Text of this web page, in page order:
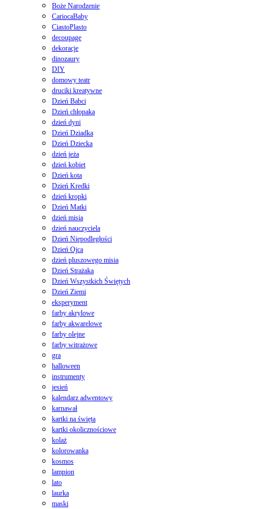
Boże Narodzenie
CariocaBaby
CiastoPlasto
decoupage
dekoracje
dinozaury
DIY
domowy teatr
druciki kreatywne
Dzień Babci
Dzień chłopaka
dzień dyni
Dzień Dziadka
Dzień Dziecka
dzień jeża
dzień kobiet
Dzień kota
Dzień Kredki
dzień kropki
Dzień Matki
dzień misia
dzień nauczyciela
Dzień Niepodległości
Dzień Ojca
dzień pluszowego misia
Dzień Strażaka
Dzień Wszystkich Świętych
Dzień Ziemi
eksperyment
farby akrylowe
farby akwarelowe
farby olejne
farby witrażowe
gra
halloween
instrumenty
jesień
kalendarz adwentowy
karnawał
kartki na święta
kartki okolicznościowe
kolaż
kolorowanka
kosmos
lampion
lato
laurka
maski